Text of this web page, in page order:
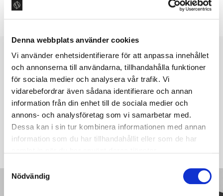
Denna webbplats använder cookies
Vi använder enhetsidentifierare för att anpassa innehållet
och annonserna till användarna, tillhandahålla funktioner
för sociala medier och analysera vår trafik. Vi
vidarebefordrar även sådana identifierare och annan
information från din enhet till de sociala medier och
annons- och analysföretag som vi samarbetar med.
Dessa kan i sin tur kombinera informationen med annan
information som du har tillhandahållit eller som de har
Nödvändig
NYHETSBREV
Följ oss för inspiration, nyheter
om produkter och mycket mer.
SKICKA